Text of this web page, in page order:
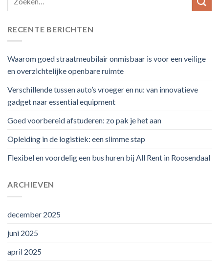
RECENTE BERICHTEN
Waarom goed straatmeubilair onmisbaar is voor een veilige
en overzichtelijke openbare ruimte
Verschillende tussen auto’s vroeger en nu: van innovatieve
gadget naar essential equipment
Goed voorbereid afstuderen: zo pak je het aan
Opleiding in de logistiek: een slimme stap
Flexibel en voordelig een bus huren bij All Rent in Roosendaal
ARCHIEVEN
december 2025
juni 2025
april 2025